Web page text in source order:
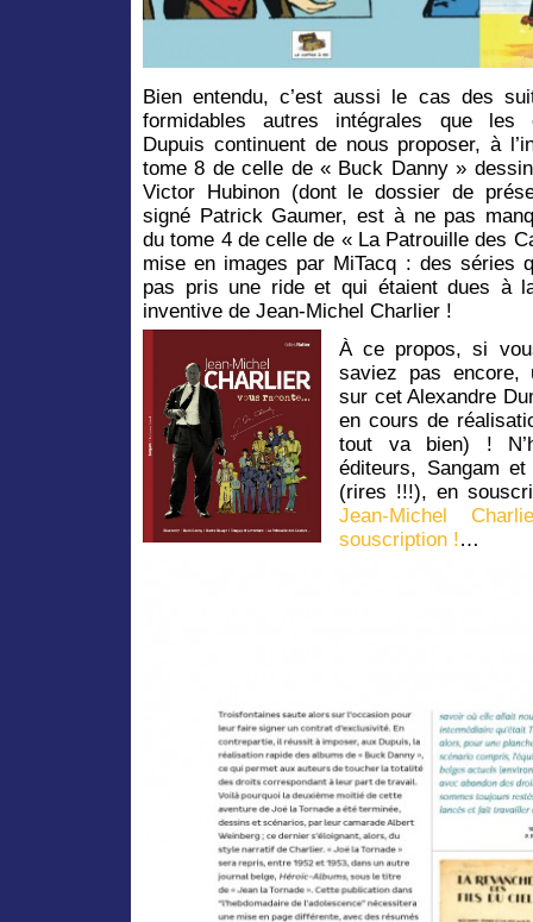
Bien entendu, c’est aussi le cas des
formidables autres intégrales que les
Dupuis continuent de nous proposer, à
tome 8 de celle de « Buck Danny »
Victor Hubinon (dont le dossier de
signé Patrick Gaumer, est à ne pas
du tome 4 de celle de « La Patrouille des
mise en images par MiTacq : des séries
pas pris une ride et qui étaient dues à
inventive de Jean-Michel Charlier !
À ce propos, si
saviez pas encore,
sur cet Alexandre
en cours de
tout va bien) !
éditeurs, Sangam
(rires !!!), en
Jean-Michel
souscription !…